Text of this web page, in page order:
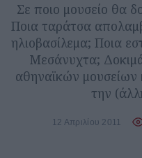
Σε ποιο μουσείο θα
Ποια ταράτσα
ηλιοβασίλεμα; Ποια
Μεσάνυχτα;
αθηναϊκών μουσείων
την
12 Απριλίου 2011